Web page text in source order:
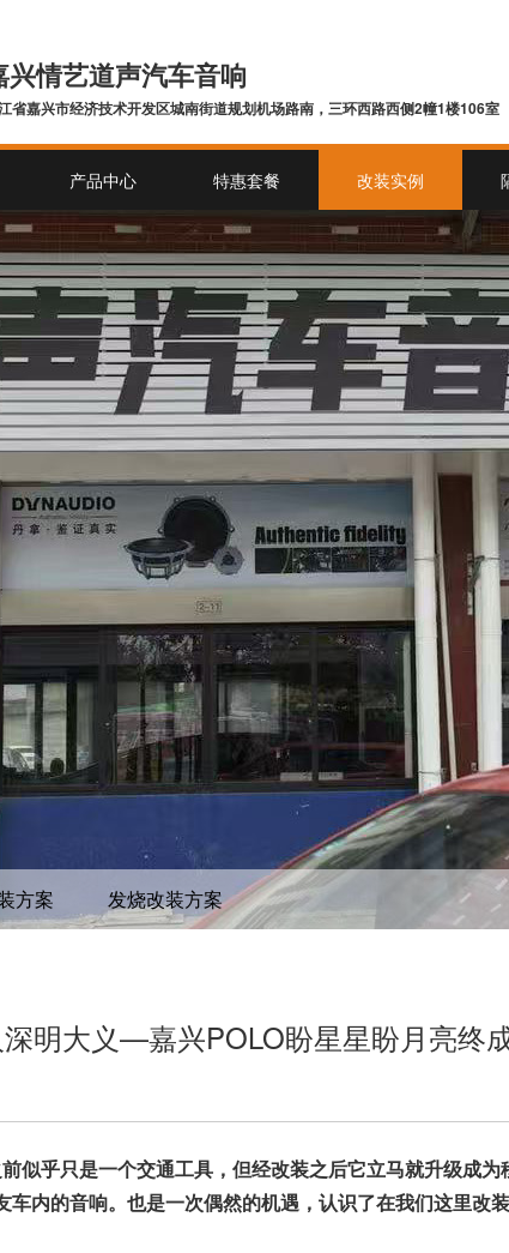
兴情艺道声汽车音响
省嘉兴市经济技术开发区城南街道规划机场路南，三环西路西侧2幢1楼106室
产品中心 特惠套餐 改装实例
方案 发烧改装方案
明大义—嘉兴POLO盼星星盼月亮终
似乎只是一个交通工具，但经改装之后它立马就升级成
车内的音响。也是一次偶然的机遇，认识了在我们这里改